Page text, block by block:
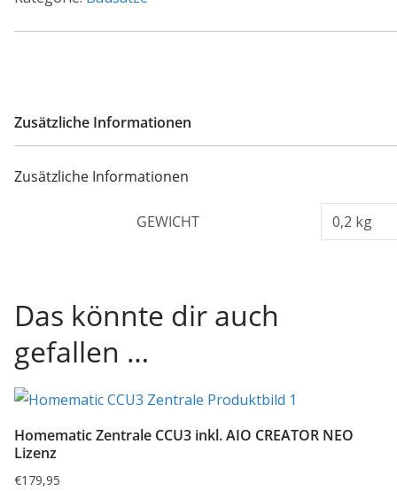
Zusätzliche Informationen
Zusätzliche Informationen
GEWICHT 0,2 kg
Das könnte dir auch
gefallen …
Homematic Zentrale CCU3 inkl. AIO CREATOR NEO
Lizenz
€179,95